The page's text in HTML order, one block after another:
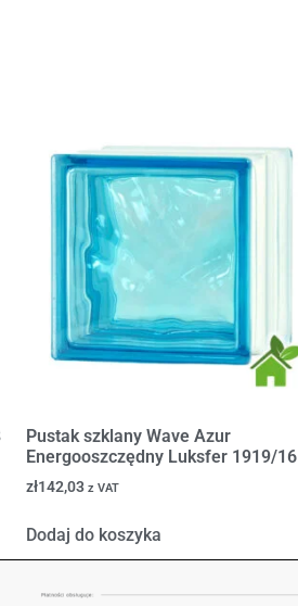
Pustak szklany Wave Azur
Energooszczędny Luksfer 1919/16
zł142,03 z VAT
Dodaj do koszyka